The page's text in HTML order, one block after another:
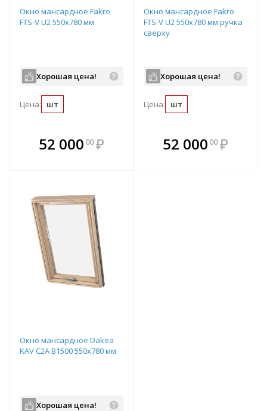
Окно мансардное Fakro
FTS-V U2 550x780 мм
Хорошая цена!
Цена: шт
52 000 00 ₽
В комплекте
всегда выгоднее!
Окно мансардное Fakro
FTS-V U2 550x780 мм ручка
сверху
Хорошая цена!
Цена: шт
В комплекте
всегда выгоднее!
52 000 00 ₽
Окно мансардное Dakea
KAV C2A B1500 550x780 мм
Хорошая цена!